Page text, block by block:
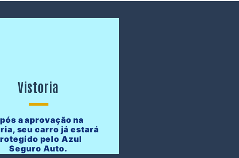
Vistoria
a aprovação na
seu carro já estará
pelo Azul
Seguro Auto.